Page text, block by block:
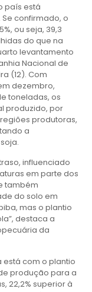
país está
confirmado, o
ou seja, 39,3
do que na
levantamento
Nacional de
(12). Com
dezembro,
toneladas, os
produzido, por
produtoras,
a
influenciado
em parte dos
também
do solo em
mas o plantio
destaca a
da
está com o plantio
produção para a
22,2% superior à